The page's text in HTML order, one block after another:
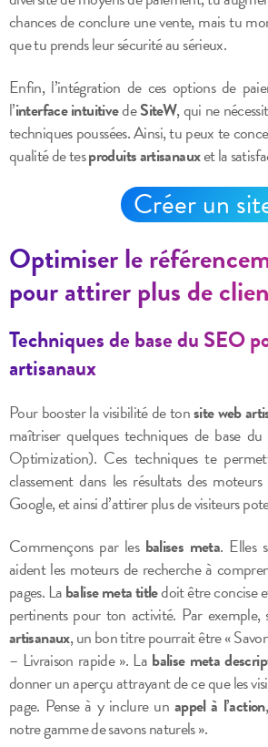
chances de conclure une vente, mais tu
que tu prends leur sécurité au sérieux.
Enfin, l’intégration de ces options de
l’interface intuitivedeSiteW, qui ne
techniques poussées. Ainsi, tu peux te
qualité de tesproduits artisanauxet la
Créer un
Optimiser le
pour attirer plus de
Techniques de base du SEO
artisanaux
Pour booster la visibilité de tonsite web
maîtriser quelques techniques de base du
Optimization). Ces techniques te
classement dans les résultats des
Google, et ainsi d’attirer plus de visiteurs
Commençons par les balises meta. Elles
aident les moteurs de recherche à
pages. Labalise meta titledoit être concise
pertinents pour ton activité. Par exemple,
artisanaux, un bon titre pourrait être «
– Livraison rapide ». La balise meta
donner un aperçu attrayant de ce que les
page. Pense à y inclure un appel à l’action
notre gamme de savons naturels ».